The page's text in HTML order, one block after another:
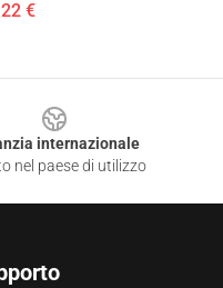
€
internazionale
nel paese di utilizzo